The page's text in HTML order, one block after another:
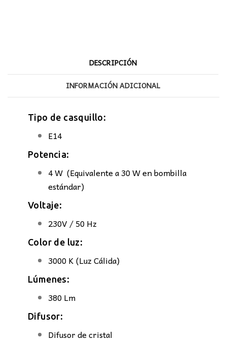
DESCRIPCIÓN
INFORMACIÓN ADICIONAL
Tipo de casquillo:
E14
Potencia:
4 W (Equivalente a 30 W en bombilla
estándar)
Voltaje:
230V / 50 Hz
Color de luz:
3000 K (Luz Cálida)
Lúmenes:
380 Lm
Difusor:
Difusor de cristal